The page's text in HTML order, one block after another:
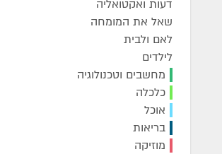
דעות ואקטואליה
שאל את המומחה
לאם ולבית
לילדים
מחשבים וטכנולוגיה
כלכלה
אוכל
בריאות
מוזיקה